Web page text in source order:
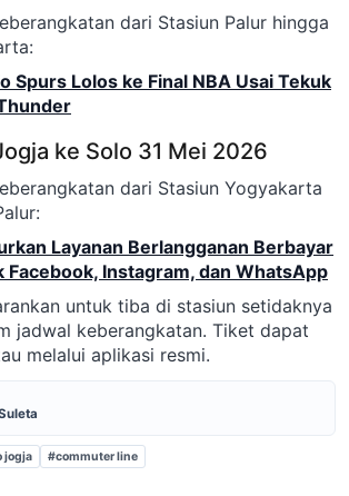
dari Stasiun Palur hingga
Spurs Lolos ke Final NBA Usai Tekuk
ke Solo 31 Mei 2026
dari Stasiun Yogyakarta
Layanan Berlangganan Berbayar
Facebook, Instagram, dan WhatsApp
untuk tiba di stasiun setidaknya
jadwal keberangkatan. Tiket dapat
melalui aplikasi resmi.
jogja #commuter line